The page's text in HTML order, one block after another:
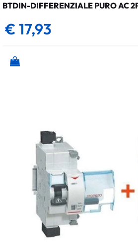
BTDIN-DIFFERENZIALE PURO AC
€ 17,93
Quantità